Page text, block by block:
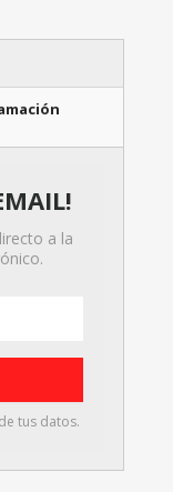
a la
tus datos.